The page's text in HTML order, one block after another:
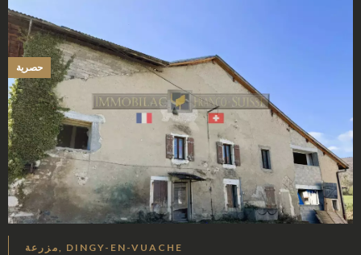
مزرعة, DINGY-EN-VUACHE
حصرية